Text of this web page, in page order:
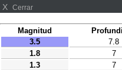
X Cerrar
Magnitud
3.5
7.8
1.8
7
1.3
7